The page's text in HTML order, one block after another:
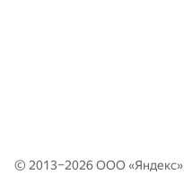
© 2013–2026 ООО «Яндекс»